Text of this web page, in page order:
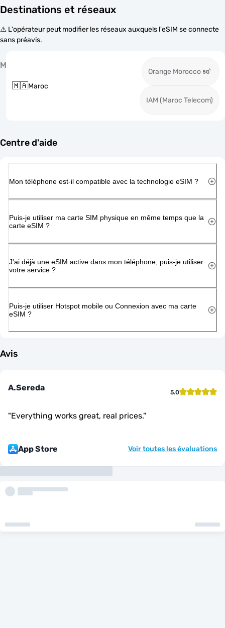
Destinations et réseaux
⚠️ L'opérateur peut modifier les réseaux auxquels l'eSIM se connecte
sans préavis.
M
🇲🇦Maroc
Orange Morocco
IAM (Maroc Telecom)
Centre d'aide
Mon téléphone est-il compatible avec la technologie eSIM ?
Puis-je utiliser ma carte SIM physique en même temps que la
carte eSIM ?
J'ai déjà une eSIM active dans mon téléphone, puis-je utiliser
votre service ?
Puis-je utiliser Hotspot mobile ou Connexion avec ma carte
eSIM ?
Avis
A.Sereda 5.0
"Everything works great, real prices."
App Store Voir toutes les évaluations